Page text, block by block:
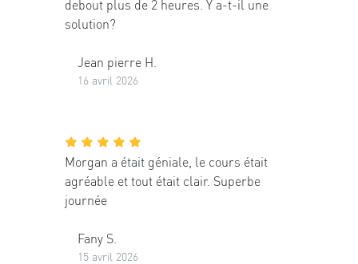
debout plus de 2 heures. Y a-t-il une
solution?
Jean pierre H.
16 avril 2026
Morgan a était géniale, le cours était
agréable et tout était clair. Superbe
journée
Fany S.
15 avril 2026